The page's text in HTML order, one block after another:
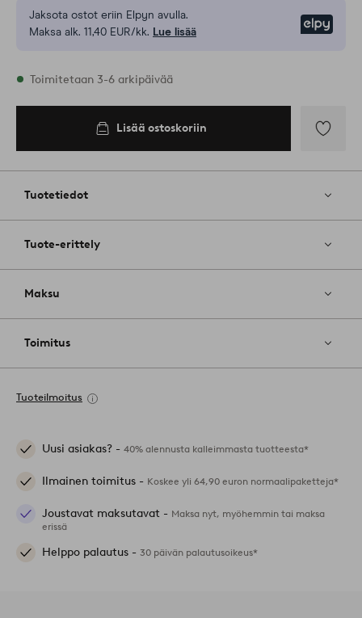
Jaksota ostot eriin Elpyn avulla.
Maksa alk. 11,40 EUR/kk. Lue lisää
Varastossa
Toimitetaan 3-6 arkipäivää
Lisää ostoskoriin
Tuotetiedot
Tuote-erittely
Maksu
Toimitus
Tuoteilmoitus
Uusi asiakas? - 40% alennusta kalleimmasta tuotteesta*
Ilmainen toimitus - Koskee yli 64,90 euron normaalipaketteja*
Joustavat maksutavat - Maksa nyt, myöhemmin tai maksa
erissä
Helppo palautus - 30 päivän palautusoikeus*